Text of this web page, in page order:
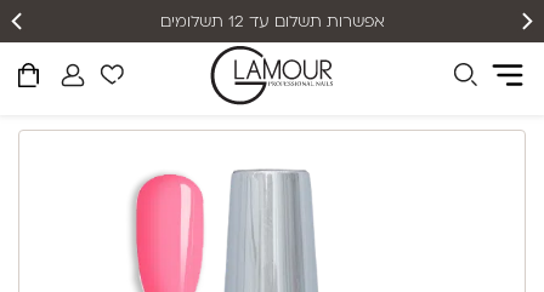
אפשרות תשלום עד 12 תשלומים